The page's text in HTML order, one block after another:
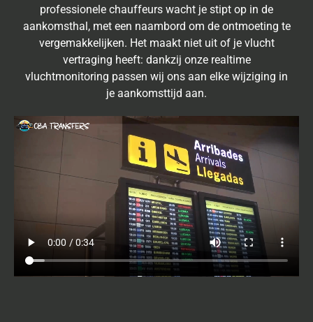
professionele chauffeurs wacht je stipt op in de
aankomsthal, met een naambord om de ontmoeting te
vergemakkelijken. Het maakt niet uit of je vlucht
vertraging heeft: dankzij onze realtime
vluchtmonitoring passen wij ons aan elke wijziging in
je aankomsttijd aan.